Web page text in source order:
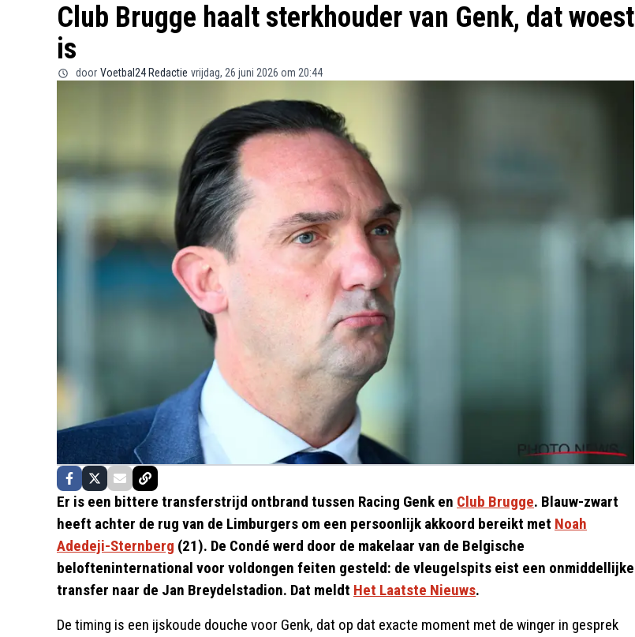
Club Brugge haalt sterkhouder van Genk, dat woest
is
door Voetbal24 Redactie vrijdag, 26 juni 2026 om 20:44
Er is een bittere transferstrijd ontbrand tussen Racing Genk en Club Brugge. Blauw-zwart
heeft achter de rug van de Limburgers om een persoonlijk akkoord bereikt met Noah
Adedeji-Sternberg (21). De Condé werd door de makelaar van de Belgische
belofteninternational voor voldongen feiten gesteld: de vleugelspits eist een onmiddellijke
transfer naar de Jan Breydelstadion. Dat meldt Het Laatste Nieuws.
De timing is een ijskoude douche voor Genk, dat op dat exacte moment met de winger in gesprek